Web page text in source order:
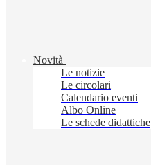
Novità
Le notizie
Le circolari
Calendario eventi
Albo Online
Le schede didattiche